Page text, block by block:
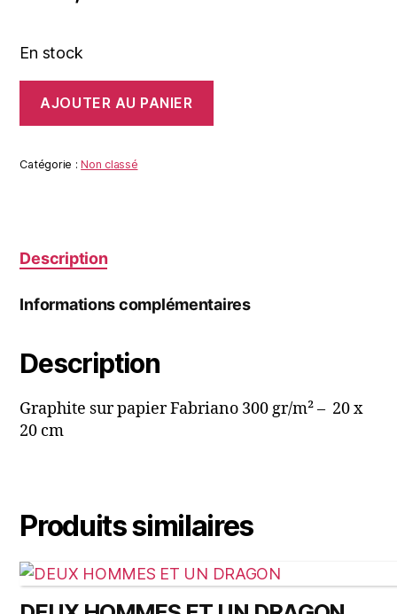
En stock
LE
AJOUTER AU PANIER
Catégorie :Non classé
Description
Informations complémentaires
Description
Graphite sur papier Fabriano 300 gr/m² – 20 x
20 cm
Produits similaires